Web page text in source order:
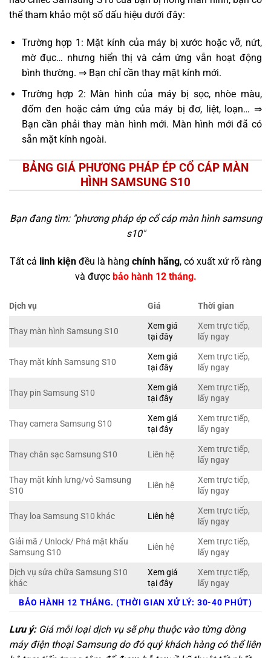
thể tham khảo một số dấu hiệu dưới đây:
Trường hợp 1: Mặt kính của máy bị xước hoặc vỡ, nứt,
mờ đục… nhưng hiển thị và cảm ứng vẫn hoạt động
bình thường. ⇒ Bạn chỉ cần thay mặt kính mới.
Trường hợp 2: Màn hình của máy bị sọc, nhòe màu,
đốm đen hoặc cảm ứng của máy bị đơ, liệt, loạn… ⇒
Bạn cần phải thay màn hình mới. Màn hình mới đã có
sẵn mặt kính ngoài.
BẢNG GIÁ PHƯƠNG PHÁP ÉP CỔ CÁP MÀN
HÌNH SAMSUNG S10
Bạn đang tìm: "phương pháp ép cổ cáp màn hình samsung
s10"
Tất cả linh kiện đều là hàng chính hãng, có xuất xứ rõ ràng
và được bảo hành 12 tháng.
Dịch vụ Giá Thời gian
Thay màn hình Samsung S10
Xem giá
tại đây
Xem trực tiếp,
lấy ngay
Thay mặt kính Samsung S10
Xem giá
tại đây
Xem trực tiếp,
lấy ngay
Thay pin Samsung S10
Xem giá
tại đây
Xem trực tiếp,
lấy ngay
Thay camera Samsung S10
Xem giá
tại đây
Xem trực tiếp,
lấy ngay
Thay chân sạc Samsung S10 Liên hệ
Xem trực tiếp,
lấy ngay
Thay mặt kính lưng/vỏ Samsung
S10
Liên hệ
Xem trực tiếp,
lấy ngay
Thay loa Samsung S10 khác Liên hệ
Xem trực tiếp,
lấy ngay
Giải mã / Unlock/ Phá mật khẩu
Samsung S10
Liên hệ
Xem trực tiếp,
lấy ngay
Dịch vụ sửa chữa Samsung S10
khác
Xem giá
tại đây
Xem trực tiếp,
lấy ngay
BẢO HÀNH 12 THÁNG. (THỜI GIAN XỬ LÝ: 30-40 PHÚT)
Lưu ý:Giá mỗi loại dịch vụ sẽ phụ thuộc vào từng dòng
máy điện thoại Samsung do đó quý khách hàng có thể liên